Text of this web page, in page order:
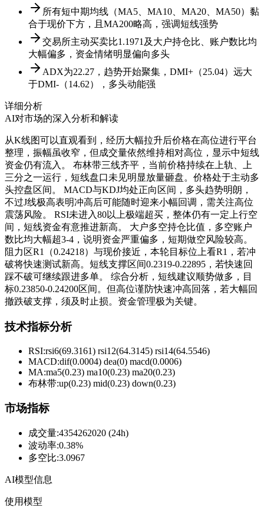
所有短中期均线（MA5、MA10、MA20、MA50）黏
合于现价下方，且MA200略高，强调短线强势
交易所主动买卖比1.1971及大户持仓比、账户数比均
大幅偏多，资金情绪明显偏向多头
ADX为22.27，趋势开始聚集，DMI+（25.04）远大
于DMI-（14.62），多头动能强
详细分析
AI对市场的深入分析和解读
从K线图可以直观看到，经历大幅拉升后价格在高位进行平台
整理，振幅虽收窄，但成交量依然维持相对高位，显示中短线
资金仍有流入。 布林带三线齐平，当前价格持续在上轨、上
三分之一运行，短线盘口未见明显放量砸盘。价格处于主动多
头控盘区间。 MACD与KDJ均处正向区间，多头趋势明朗，
不过J线极高表明冲高后可能随时迎来小幅回调，需关注高位
震荡风险。 RSI未进入80以上极端超买，整体仍有一定上行空
间，短线资金有意推进新高。 大户多空持仓比值，多空账户
数比均大幅超3-4，说明资金严重偏多，短期做空风险较高。
阻力区R1（0.24218）与现价接近，本轮目标位上看R1，若冲
破将快速测试新高。短线支撑区间0.2319-0.22895，若快速回
踩不破可继续跟进多单。 综合分析，短线建议顺势做多，目
标0.23850-0.24200区间。但高位谨防快速冲高回落，若大幅回
撤跌破支撑，须及时止损。资金管理极为关键。
技术指标分析
RSI:rsi6(69.3161) rsi12(64.3145) rsi14(64.5546)
MACD:dif(0.0004) dea(0) macd(0.0006)
MA:ma5(0.23) ma10(0.23) ma20(0.23)
布林带:up(0.23) mid(0.23) down(0.23)
市场指标
成交量:4354262020 (24h)
波动率:0.38%
多空比:3.0967
AI模型信息
使用模型